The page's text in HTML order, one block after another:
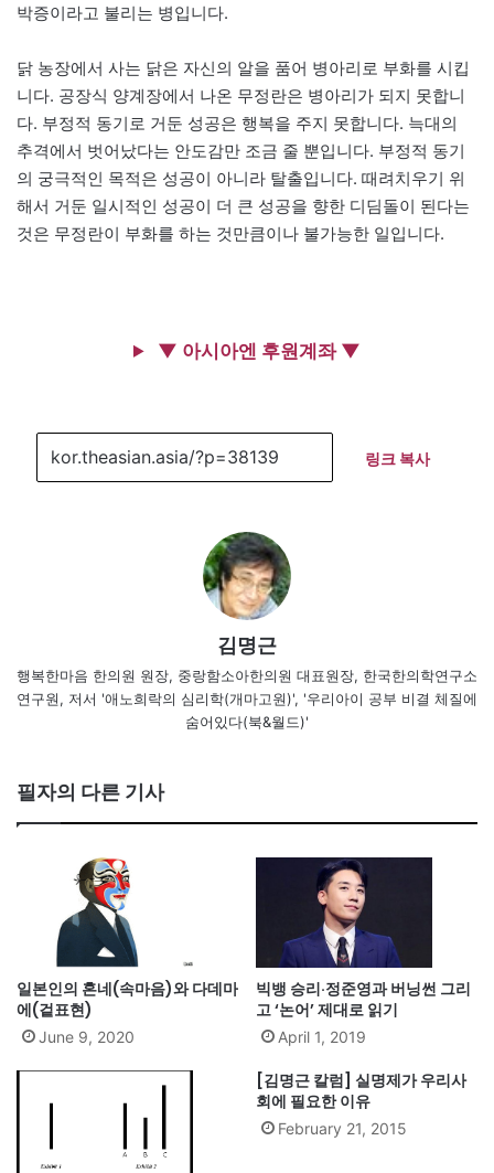
박증이라고 불리는 병입니다.
닭 농장에서 사는 닭은 자신의 알을 품어 병아리로 부화를 시킵
니다. 공장식 양계장에서 나온 무정란은 병아리가 되지 못합니
다. 부정적 동기로 거둔 성공은 행복을 주지 못합니다. 늑대의
추격에서 벗어났다는 안도감만 조금 줄 뿐입니다. 부정적 동기
의 궁극적인 목적은 성공이 아니라 탈출입니다. 때려치우기 위
해서 거둔 일시적인 성공이 더 큰 성공을 향한 디딤돌이 된다는
것은 무정란이 부화를 하는 것만큼이나 불가능한 일입니다.
▼ 아시아엔 후원계좌 ▼
링크 복사
김명근
행복한마음 한의원 원장, 중랑함소아한의원 대표원장, 한국한의학연구소
연구원, 저서 '애노희락의 심리학(개마고원)', '우리아이 공부 비결 체질에
숨어있다(북&월드)'
필자의 다른 기사
일본인의 혼네(속마음)와 다데마
에(겉표현)
June 9, 2020
빅뱅 승리·정준영과 버닝썬 그리
고 ‘논어’ 제대로 읽기
April 1, 2019
[김명근 칼럼] 실명제가 우리사
회에 필요한 이유
February 21, 2015